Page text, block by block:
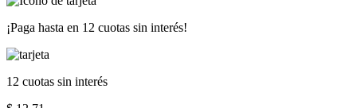
¡Paga hasta en 12 cuotas sin interés!
12 cuotas sin interés